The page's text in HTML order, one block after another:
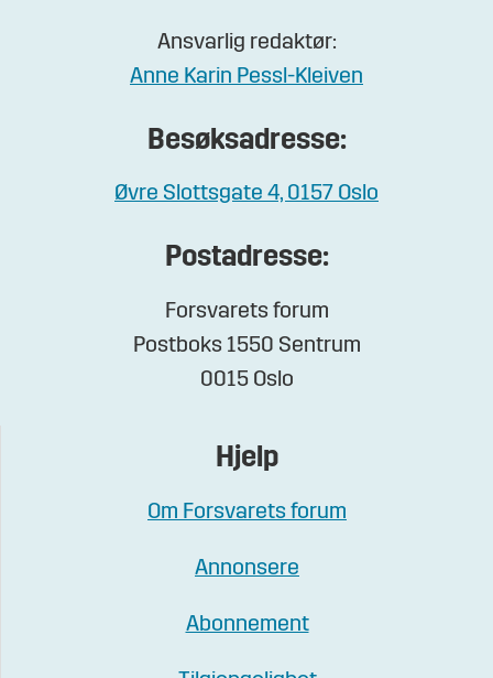
Ansvarlig redaktør:
Anne Karin Pessl-Kleiven
Besøksadresse:
Øvre Slottsgate 4, 0157 Oslo
Postadresse:
Forsvarets forum
Postboks 1550 Sentrum
0015 Oslo
Hjelp
Om Forsvarets forum
Annonsere
Abonnement